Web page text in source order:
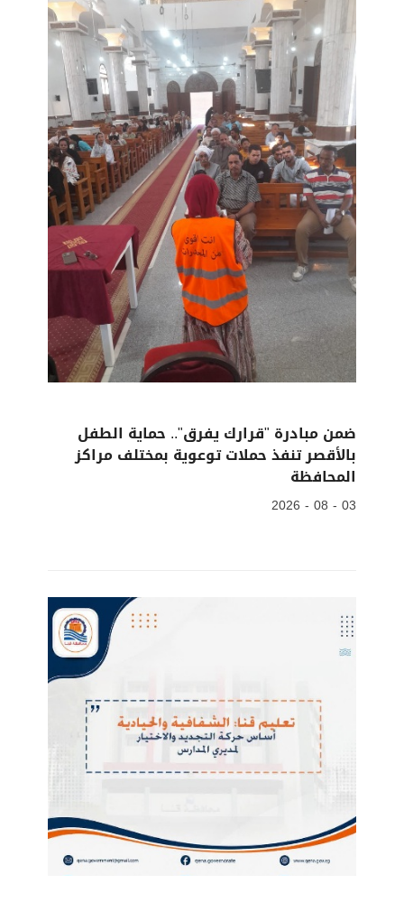
ضمن مبادرة "قرارك يفرق".. حماية الطفل
بالأقصر تنفذ حملات توعوية بمختلف مراكز
المحافظة
03 - 08 - 2026